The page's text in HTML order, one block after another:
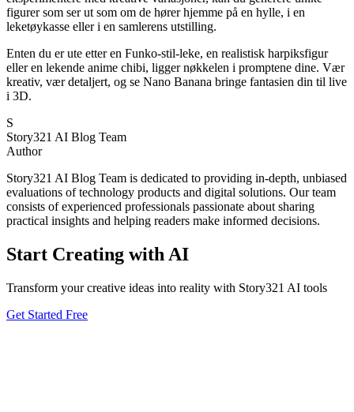
figurer som ser ut som om de hører hjemme på en hylle, i en
leketøykasse eller i en samlerens utstilling.
Enten du er ute etter en Funko-stil-leke, en realistisk harpiksfigur
eller en lekende anime chibi, ligger nøkkelen i promptene dine. Vær
kreativ, vær detaljert, og se Nano Banana bringe fantasien din til live
i 3D.
S
Story321 AI Blog Team
Author
Story321 AI Blog Team is dedicated to providing in-depth, unbiased
evaluations of technology products and digital solutions. Our team
consists of experienced professionals passionate about sharing
practical insights and helping readers make informed decisions.
Start Creating with AI
Transform your creative ideas into reality with Story321 AI tools
Get Started Free